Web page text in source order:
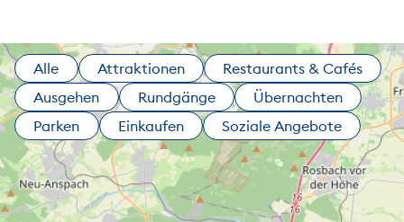
Alle Attraktionen
Restaurants & Cafés
Ausgehen
Rundgänge
Übernachten
Parken
Einkaufen Soziale Angebote